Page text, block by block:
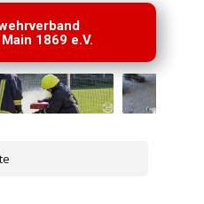
1869 e.V.